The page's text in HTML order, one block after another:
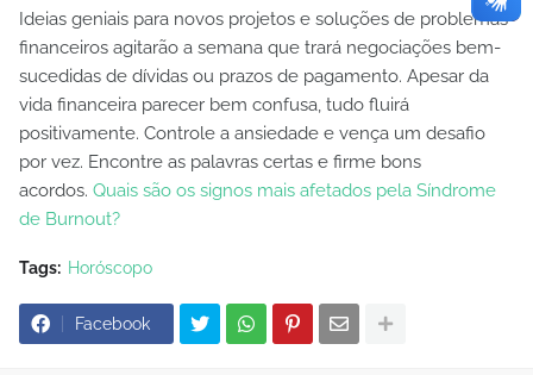
Ideias geniais para novos projetos e soluções de problemas
financeiros agitarão a semana que trará negociações bem-
sucedidas de dívidas ou prazos de pagamento. Apesar da
vida financeira parecer bem confusa, tudo fluirá
positivamente. Controle a ansiedade e vença um desafio
por vez. Encontre as palavras certas e firme bons
acordos. Quais são os signos mais afetados pela Síndrome
de Burnout?
Tags: Horóscopo
Facebook